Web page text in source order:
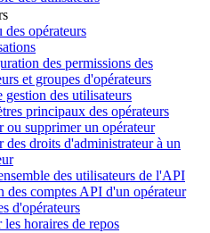
des opérateurs
des permissions des
et groupes d'opérateurs
gestion des utilisateurs
principaux des opérateurs
ou supprimer un opérateur
des droits d'administrateur à un
des utilisateurs de l'API
des comptes API d'un opérateur
d'opérateurs
horaires de repos